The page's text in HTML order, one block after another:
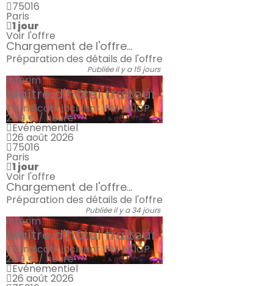
75016
Paris
1 jour
Voir l'offre
Chargement de l'offre...
Préparation des détails de l'offre
Publiée il y a 15 jours
Intérim
Maître d'hôtel traiteur
TH indicatif incluant IFM et ICP
21.19 € / heure
Evénementiel
26 août 2026
75016
Paris
1 jour
Voir l'offre
Chargement de l'offre...
Préparation des détails de l'offre
Publiée il y a 34 jours
Intérim
Maître d'hôtel traiteur
TH indicatif incluant IFM et ICP
21.19 € / heure
Evénementiel
26 août 2026